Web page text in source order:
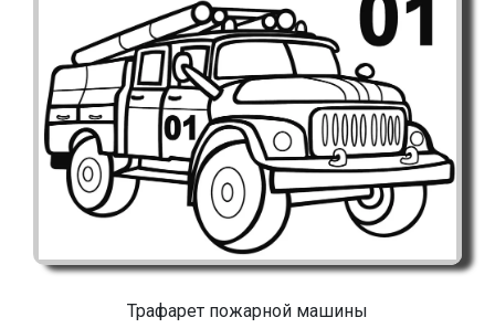
Трафарет пожарной машины